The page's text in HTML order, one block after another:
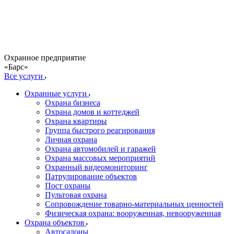
Охранное предприятие
«Барс»
Все услуги
Охранные услуги
Охрана бизнеса
Охрана домов и коттеджей
Охрана квартиры
Группа быстрого реагирования
Личная охрана
Охрана автомобилей и гаражей
Охрана массовых мероприятий
Охранный видеомониторинг
Патрулирование объектов
Пост охраны
Пультовая охрана
Сопровождение товарно-материальных ценностей
Физическая охрана: вооруженная, невооруженная
Охрана объектов
Автосалоны